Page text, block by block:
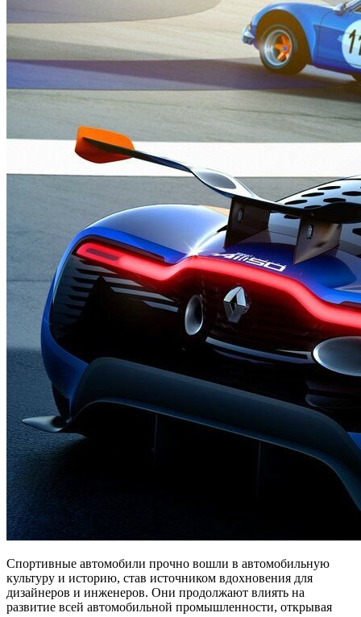
Спортивные автомобили прочно вошли в автомобильную
культуру и историю, став источником вдохновения для
дизайнеров и инженеров. Они продолжают влиять на
развитие всей автомобильной промышленности, открывая